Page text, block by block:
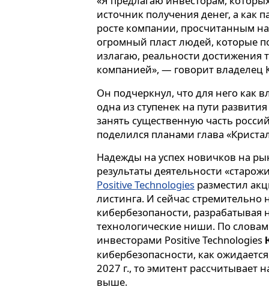
источник получения денег, а как
росте компании, просчитанным
огромный пласт людей, которые
излагаю, реальности достижения
компанией», — говорит владелец
Он подчеркнул, что для него как
одна из ступенек на пути
занять существенную часть
поделился планами глава
Надежды на успех новичков на
результаты деятельности
Positive Technologies разместил
листинга. И сейчас
кибербезопаности,
технологические ниши. По
инвесторами Positive Technologies
кибербезопасности, как
2027 г., то эмитент рассчитывает
выше.